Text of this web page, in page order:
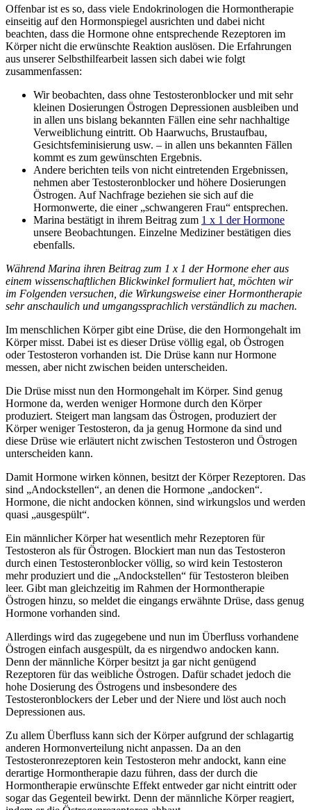
Offenbar ist es so, dass viele Endokrinologen die Hormontherapie
einseitig auf den Hormonspiegel ausrichten und dabei nicht
beachten, dass die Hormone ohne entsprechende Rezeptoren im
Körper nicht die erwünschte Reaktion auslösen. Die Erfahrungen
aus unserer Selbsthilfearbeit lassen sich dabei wie folgt
zusammenfassen:
Wir beobachten, dass ohne Testosteronblocker und mit sehr
kleinen Dosierungen Östrogen Depressionen ausbleiben und
in allen uns bislang bekannten Fällen eine sehr nachhaltige
Verweiblichung eintritt. Ob Haarwuchs, Brustaufbau,
Gesichtsfeminisierung usw. – in allen uns bekannten Fällen
kommt es zum gewünschten Ergebnis.
Andere berichten teils von nicht eintretenden Ergebnissen,
nehmen aber Testosteronblocker und höhere Dosierungen
Östrogen. Auf Nachfrage beziehen sie sich auf die
Hormonwerte, die einer „schwangeren Frau“ entsprechen.
Marina bestätigt in ihrem Beitrag zum 1 x 1 der Hormone
unsere Beobachtungen. Einzelne Mediziner bestätigen dies
ebenfalls.
Während Marina ihren Beitrag zum 1 x 1 der Hormone eher aus
einem wissenschaftlichen Blickwinkel formuliert hat, möchten wir
im Folgenden versuchen, die Wirkungsweise einer Hormontherapie
sehr anschaulich und umgangssprachlich verständlich zu machen.
Im menschlichen Körper gibt eine Drüse, die den Hormongehalt im
Körper misst. Dabei ist es dieser Drüse völlig egal, ob Östrogen
oder Testosteron vorhanden ist. Die Drüse kann nur Hormone
messen, aber nicht zwischen beiden unterscheiden.
Die Drüse misst nun den Hormongehalt im Körper. Sind genug
Hormone da, werden weniger Hormone durch den Körper
produziert. Steigert man langsam das Östrogen, produziert der
Körper weniger Testosteron, da ja genug Hormone da sind und
diese Drüse wie erläutert nicht zwischen Testosteron und Östrogen
unterscheiden kann.
Damit Hormone wirken können, besitzt der Körper Rezeptoren. Das
sind „Andockstellen“, an denen die Hormone „andocken“.
Hormone, die nicht andocken können, sind wirkungslos und werden
quasi „ausgespült“.
Ein männlicher Körper hat wesentlich mehr Rezeptoren für
Testosteron als für Östrogen. Blockiert man nun das Testosteron
durch einen Testosteronblocker völlig, so wird kein Testosteron
mehr produziert und die „Andockstellen“ für Testosteron bleiben
leer. Gibt man gleichzeitig im Rahmen der Hormontherapie
Östrogen hinzu, so meldet die eingangs erwähnte Drüse, dass genug
Hormone vorhanden sind.
Allerdings wird das zugegebene und nun im Überfluss vorhandene
Östrogen einfach ausgespült, da es nirgendwo andocken kann.
Denn der männliche Körper besitzt ja gar nicht genügend
Rezeptoren für das weibliche Östrogen. Dafür schadet jedoch die
hohe Dosierung des Östrogens und insbesondere des
Testosteronblockers der Leber und der Niere und löst auch noch
Depressionen aus.
Zu allem Überfluss kann sich der Körper aufgrund der schlagartig
anderen Hormonverteilung nicht anpassen. Da an den
Testosteronrezeptoren kein Testosteron mehr andockt, kann eine
derartige Hormontherapie dazu führen, dass der durch die
Hormontherapie erwünschte Effekt entweder gar nicht eintritt oder
sogar das Gegenteil bewirkt. Denn der männliche Körper reagiert,